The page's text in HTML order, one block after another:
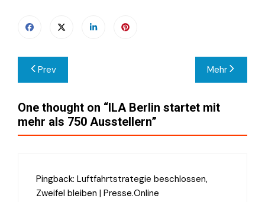
Beitragsnavigation
Prev Mehr
One thought on “ILA Berlin startet mit
mehr als 750 Ausstellern”
Pingback: Luftfahrtstrategie beschlossen,
Zweifel bleiben | Presse.Online